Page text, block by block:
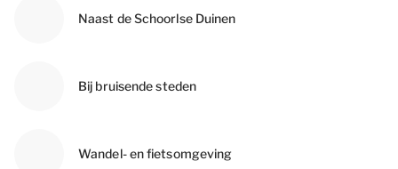
Naast de Schoorlse Duinen
Bij bruisende steden
Wandel- en fietsomgeving